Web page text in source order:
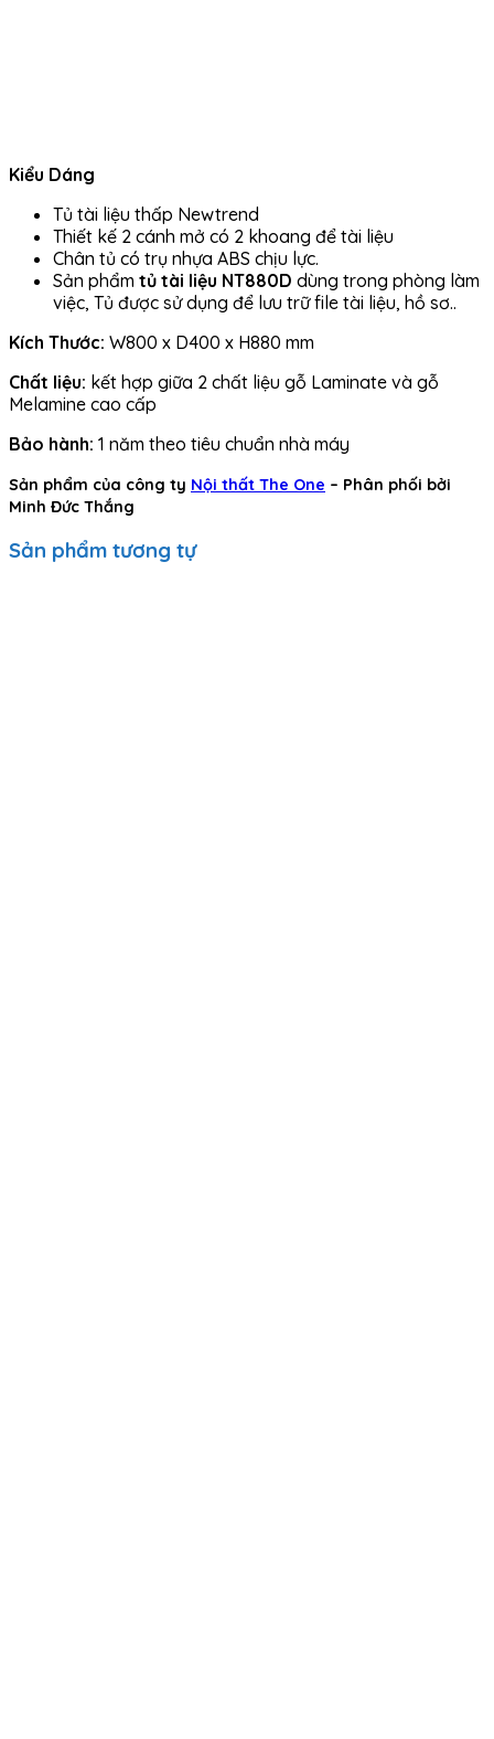
Kiểu Dáng
Tủ tài liệu thấp Newtrend
Thiết kế 2 cánh mở có 2 khoang để tài liệu
Chân tủ có trụ nhựa ABS chịu lực.
Sản phẩm tủ tài liệu NT880D dùng trong phòng làm
việc, Tủ được sử dụng để lưu trữ file tài liệu, hồ sơ..
Kích Thước: W800 x D400 x H880 mm
Chất liệu: kết hợp giữa 2 chất liệu gỗ Laminate và gỗ
Melamine cao cấp
Bảo hành: 1 năm theo tiêu chuẩn nhà máy
Sản phẩm của công ty Nội thất The One – Phân phối bởi
Minh Đức Thắng
Sản phẩm tương tự